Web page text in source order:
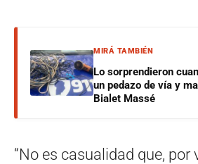
MIRÁ TAMBIÉN
Lo sorprendieron
un pedazo de vía y
Bialet Massé
“No es casualidad que, por